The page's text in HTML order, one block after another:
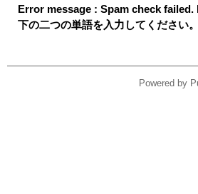
Error message : Spam check
下の二つの単語を入力してください。
Powered by